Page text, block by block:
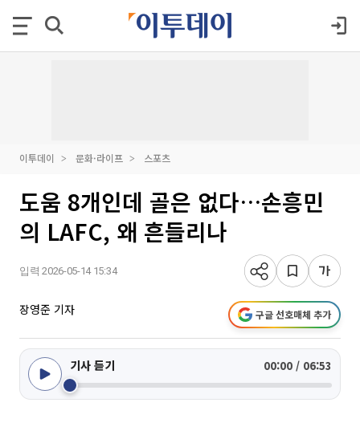
이투데이 문화·라이프 스포츠
도움 8개인데 골은 없다…손흥민
의 LAFC, 왜 흔들리나
입력 2026-05-14 15:34
장영준 기자 구글 선호매체 추가
기사 듣기 00:00 / 06:53